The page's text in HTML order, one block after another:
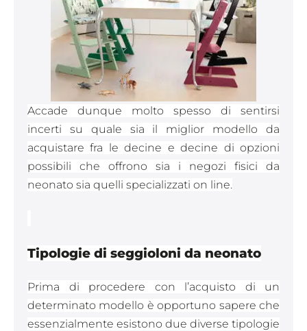
Accade dunque molto spesso di sentirsi
incerti su quale sia il miglior modello da
acquistare fra le decine e decine di opzioni
possibili che offrono sia i negozi fisici da
neonato sia quelli specializzati on line.
Tipologie di seggioloni da neonato
Prima di procedere con l’acquisto di un
determinato modello è opportuno sapere che
essenzialmente esistono due diverse tipologie